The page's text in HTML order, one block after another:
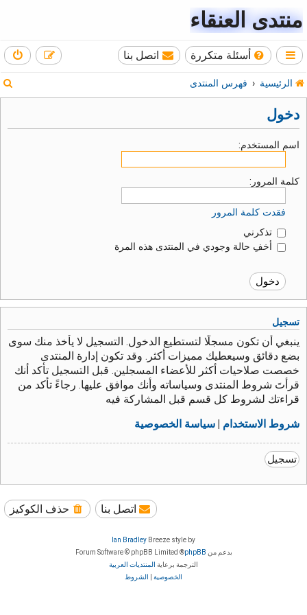
منتدى العنقاء
أسئلة متكررة اتصل بنا
الرئيسية فهرس المنتدى
دخول
اسم المستخدم:
كلمة المرور:
فقدت كلمة المرور
تذكرني
أخفِ حالة وجودي في المنتدى هذه المرة
تسجيل
ينبغي أن تكون مسجلًا لتستطيع الدخول. التسجيل لا يأخذ منك سوى
بضع دقائق وسيعطيك مميزات أكثر. وقد تكون إدارة المنتدى
خصصت صلاحيات أكثر للأعضاء المسجلين. قبل التسجيل تأكد أنك
قرأتَ شروط المنتدى وسياساته وأنك موافق عليها. رجاءً تأكد من
قراءتك لشروط كل قسم قبل المشاركة فيه
شروط الاستخدام سياسة الخصوصية
تسجيل
حذف الكوكيز اتصل بنا
Breeze style by
Ian Bradley
بدعم من phpBB
® Forum Software © phpBB Limited
الترجمة برعاية المنتديات العربية
الخصوصية
الشروط